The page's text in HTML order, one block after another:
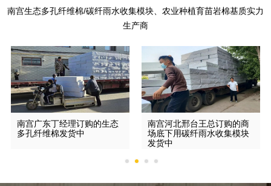
南宫生态多孔纤维棉/碳纤雨水收集模块、农业种植育苗岩棉基质实力
生产商
南宫广东丁经理订购的生态
多孔纤维棉发货中
南宫河北邢台王总订购的商
场底下用碳纤雨水收集模块
发货中